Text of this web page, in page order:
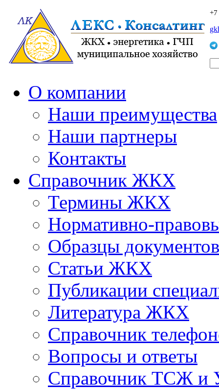
О компании
Наши преимущества
Наши партнеры
Контакты
Справочник ЖКХ
Термины ЖКХ
Нормативно-
Образцы документов
Статьи ЖКХ
Публикации
Литература ЖКХ
Справочник
Вопросы и ответы
Справочник ТСЖ и